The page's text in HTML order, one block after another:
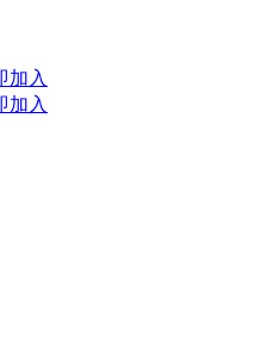
加入
加入